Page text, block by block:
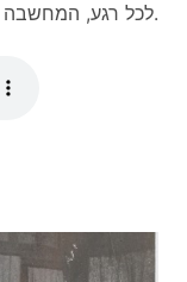
לכל רגע, המחשבה שלו.